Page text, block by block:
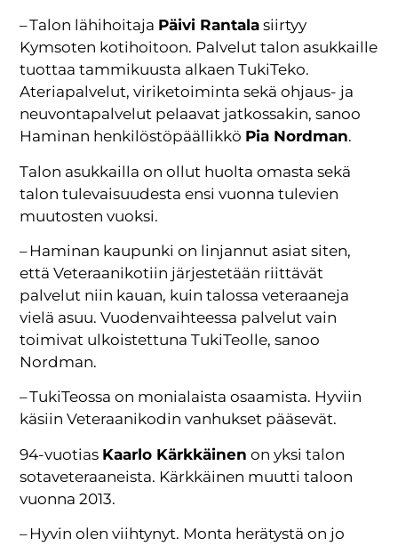
– Talon lähihoitaja Päivi Rantala siirtyy
Kymsoten kotihoitoon. Palvelut talon asukkaille
tuottaa tammikuusta alkaen TukiTeko.
Ateriapalvelut, viriketoiminta sekä ohjaus- ja
neuvontapalvelut pelaavat jatkossakin, sanoo
Haminan henkilöstöpäällikkö Pia Nordman.
Talon asukkailla on ollut huolta omasta sekä
talon tulevaisuudesta ensi vuonna tulevien
muutosten vuoksi.
– Haminan kaupunki on linjannut asiat siten,
että Veteraanikotiin järjestetään riittävät
palvelut niin kauan, kuin talossa veteraaneja
vielä asuu. Vuodenvaihteessa palvelut vain
toimivat ulkoistettuna TukiTeolle, sanoo
Nordman.
– TukiTeossa on monialaista osaamista. Hyviin
käsiin Veteraanikodin vanhukset pääsevät.
94-vuotias Kaarlo Kärkkäinen on yksi talon
sotaveteraaneista. Kärkkäinen muutti taloon
vuonna 2013.
– Hyvin olen viihtynyt. Monta herätystä on jo